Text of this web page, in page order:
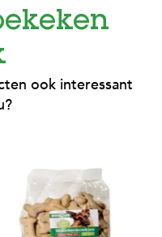
ook interessant